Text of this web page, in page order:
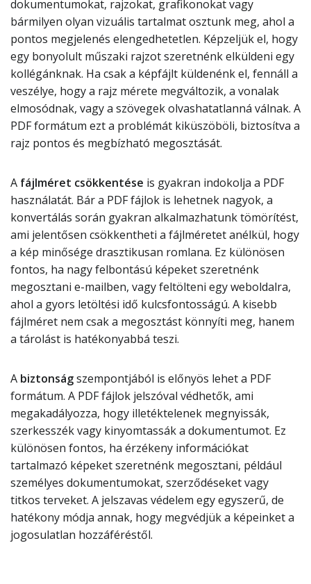
dokumentumokat, rajzokat, grafikonokat vagy
bármilyen olyan vizuális tartalmat osztunk meg, ahol a
pontos megjelenés elengedhetetlen. Képzeljük el, hogy
egy bonyolult műszaki rajzot szeretnénk elküldeni egy
kollégánknak. Ha csak a képfájlt küldenénk el, fennáll a
veszélye, hogy a rajz mérete megváltozik, a vonalak
elmosódnak, vagy a szövegek olvashatatlanná válnak. A
PDF formátum ezt a problémát kiküszöböli, biztosítva a
rajz pontos és megbízható megosztását.
A fájlméret csökkentése is gyakran indokolja a PDF
használatát. Bár a PDF fájlok is lehetnek nagyok, a
konvertálás során gyakran alkalmazhatunk tömörítést,
ami jelentősen csökkentheti a fájlméretet anélkül, hogy
a kép minősége drasztikusan romlana. Ez különösen
fontos, ha nagy felbontású képeket szeretnénk
megosztani e-mailben, vagy feltölteni egy weboldalra,
ahol a gyors letöltési idő kulcsfontosságú. A kisebb
fájlméret nem csak a megosztást könnyíti meg, hanem
a tárolást is hatékonyabbá teszi.
A biztonságszempontjából is előnyös lehet a PDF
formátum. A PDF fájlok jelszóval védhetők, ami
megakadályozza, hogy illetéktelenek megnyissák,
szerkesszék vagy kinyomtassák a dokumentumot. Ez
különösen fontos, ha érzékeny információkat
tartalmazó képeket szeretnénk megosztani, például
személyes dokumentumokat, szerződéseket vagy
titkos terveket. A jelszavas védelem egy egyszerű, de
hatékony módja annak, hogy megvédjük a képeinket a
jogosulatlan hozzáféréstől.